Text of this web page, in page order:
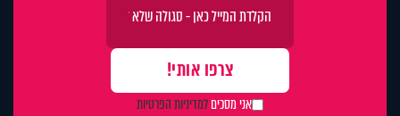
אני מסכיםלמדיניות הפרטיות